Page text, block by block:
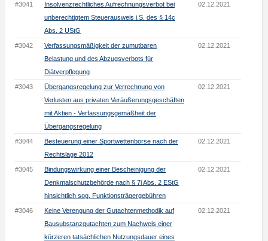
#3041
Insolvenzrechtliches Aufrechnungsverbot bei
unberechtigtem Steuerausweis i.S. des § 14c
Abs. 2 UStG
02.12.2021
#3042
Verfassungsmäßigkeit der zumutbaren
Belastung und des Abzugsverbots für
Diätverpflegung
02.12.2021
#3043
Übergangsregelung zur Verrechnung von
Verlusten aus privaten Veräußerungsgeschäften
mit Aktien - Verfassungsgemäßheit der
Übergangsregelung
02.12.2021
#3044
Besteuerung einer Sportwettenbörse nach der
Rechtslage 2012
02.12.2021
#3045
Bindungswirkung einer Bescheinigung der
Denkmalschutzbehörde nach § 7i Abs. 2 EStG
hinsichtlich sog. Funktionsträgergebühren
02.12.2021
#3046
Keine Verengung der Gutachtenmethodik auf
Bausubstanzgutachten zum Nachweis einer
kürzeren tatsächlichen Nutzungsdauer eines
02.12.2021